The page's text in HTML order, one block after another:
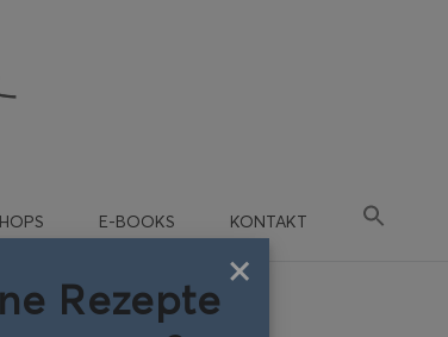
E-BOOKS KONTAKT
×
Rezepte